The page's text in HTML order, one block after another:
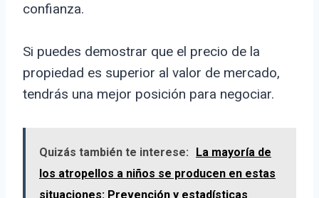
confianza.
Si puedes demostrar que el precio de la
propiedad es superior al valor de mercado,
tendrás una mejor posición para negociar.
Quizás también te interese:
La mayoría de
los atropellos a niños se producen en estas
situaciones: Prevención y estadísticas